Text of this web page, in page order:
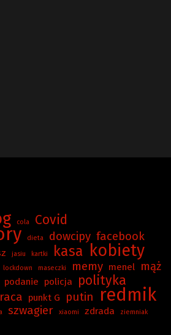
cola Covid
dieta dowcipy facebook
jasiu kartki kasa kobiety
lockdown maseczki memy menel mąż
podanie policja polityka
punkt G putin redmik
szwagier xiaomi zdrada
ziemniak